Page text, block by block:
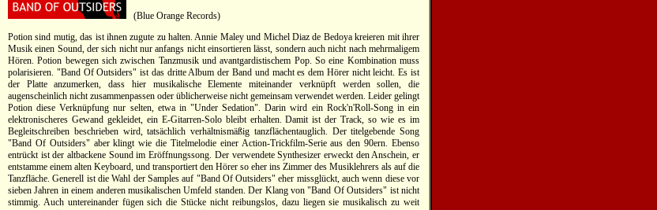
(Blue Orange Records)
Potion sind mutig, das ist ihnen zugute zu halten. Annie Maley und Michel Diaz de Bedoya kreieren mit ihrer
Musik einen Sound, der sich nicht nur anfangs nicht einsortieren lässt, sondern auch nicht nach mehrmaligem
Hören. Potion bewegen sich zwischen Tanzmusik und avantgardistischem Pop. So eine Kombination muss
polarisieren. "Band Of Outsiders" ist das dritte Album der Band und macht es dem Hörer nicht leicht. Es ist
der Platte anzumerken, dass hier musikalische Elemente miteinander verknüpft werden sollen, die
augenscheinlich nicht zusammenpassen oder üblicherweise nicht gemeinsam verwendet werden. Leider gelingt
Potion diese Verknüpfung nur selten, etwa in "Under Sedation". Darin wird ein Rock'n'Roll-Song in ein
elektronischeres Gewand gekleidet, ein E-Gitarren-Solo bleibt erhalten. Damit ist der Track, so wie es im
Begleitschreiben beschrieben wird, tatsächlich verhältnismäßig tanzflächentauglich. Der titelgebende Song
"Band Of Outsiders" aber klingt wie die Titelmelodie einer Action-Trickfilm-Serie aus den 90ern. Ebenso
entrückt ist der altbackene Sound im Eröffnungssong. Der verwendete Synthesizer erweckt den Anschein, er
entstamme einem alten Keyboard, und transportiert den Hörer so eher ins Zimmer des Musiklehrers als auf die
Tanzfläche. Generell ist die Wahl der Samples auf "Band Of Outsiders" eher missglückt, auch wenn diese vor
sieben Jahren in einem anderen musikalischen Umfeld standen. Der Klang von "Band Of Outsiders" ist nicht
stimmig. Auch untereinander fügen sich die Stücke nicht reibungslos, dazu liegen sie musikalisch zu weit